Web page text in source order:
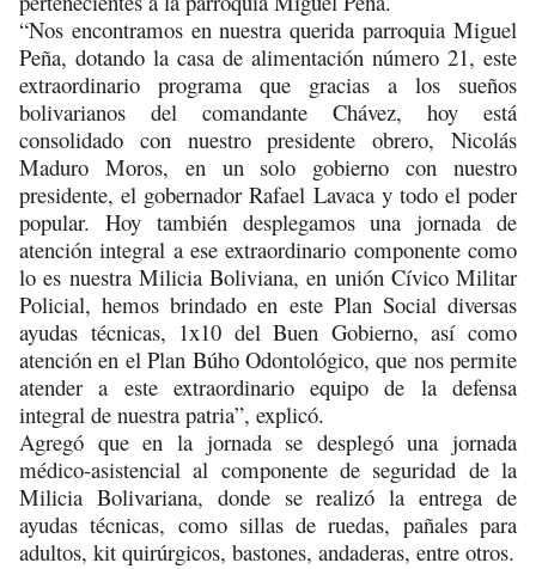
“Nos encontramos en nuestra querida parroquia Miguel
Peña, dotando la casa de alimentación número 21, este
extraordinario programa que gracias a los sueños
bolivarianos del comandante Chávez, hoy está
consolidado con nuestro presidente obrero, Nicolás
Maduro Moros, en un solo gobierno con nuestro
presidente, el gobernador Rafael Lavaca y todo el poder
popular. Hoy también desplegamos una jornada de
atención integral a ese extraordinario componente como
lo es nuestra Milicia Boliviana, en unión Cívico Militar
Policial, hemos brindado en este Plan Social diversas
ayudas técnicas, 1x10 del Buen Gobierno, así como
atención en el Plan Búho Odontológico, que nos permite
atender a este extraordinario equipo de la defensa
integral de nuestra patria”, explicó.
Agregó que en la jornada se desplegó una jornada
médico-asistencial al componente de seguridad de la
Milicia Bolivariana, donde se realizó la entrega de
ayudas técnicas, como sillas de ruedas, pañales para
adultos, kit quirúrgicos, bastones, andaderas, entre otros.